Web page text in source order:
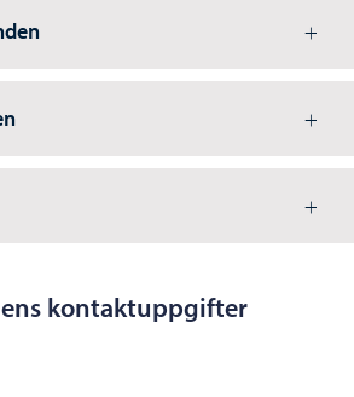
kontaktuppgifter